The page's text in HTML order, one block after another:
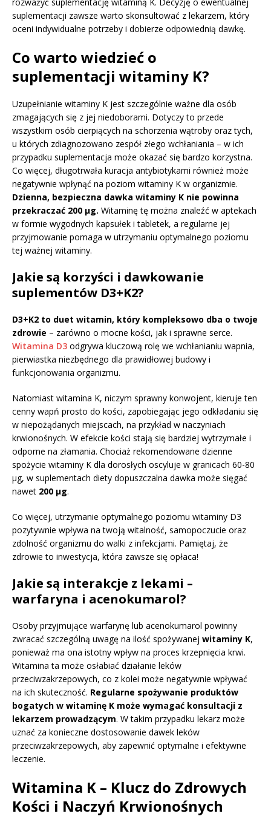
suplementacji zawsze warto skonsultować z lekarzem, który
oceni indywidualne potrzeby i dobierze odpowiednią dawkę.
Co warto wiedzieć o
suplementacji witaminy K?
Uzupełnianie witaminy K jest szczególnie ważne dla osób
zmagających się z jej niedoborami. Dotyczy to przede
wszystkim osób cierpiących na schorzenia wątroby oraz tych,
u których zdiagnozowano zespół złego wchłaniania – w ich
przypadku suplementacja może okazać się bardzo korzystna.
Co więcej, długotrwała kuracja antybiotykami również może
negatywnie wpłynąć na poziom witaminy K w organizmie.
Dzienna, bezpieczna dawka witaminy K nie powinna
przekraczać 200 μg. Witaminę tę można znaleźć w aptekach
w formie wygodnych kapsułek i tabletek, a regularne jej
przyjmowanie pomaga w utrzymaniu optymalnego poziomu
tej ważnej witaminy.
Jakie są korzyści i dawkowanie
suplementów D3+K2?
D3+K2 to duet witamin, który kompleksowo dba o twoje
zdrowie – zarówno o mocne kości, jak i sprawne serce.
Witamina D3 odgrywa kluczową rolę we wchłanianiu wapnia,
pierwiastka niezbędnego dla prawidłowej budowy i
funkcjonowania organizmu.
Natomiast witamina K, niczym sprawny konwojent, kieruje ten
cenny wapń prosto do kości, zapobiegając jego odkładaniu się
w niepożądanych miejscach, na przykład w naczyniach
krwionośnych. W efekcie kości stają się bardziej wytrzymałe i
odporne na złamania. Chociaż rekomendowane dzienne
spożycie witaminy K dla dorosłych oscyluje w granicach 60-80
μg, w suplementach diety dopuszczalna dawka może sięgać
nawet 200 μg.
Co więcej, utrzymanie optymalnego poziomu witaminy D3
pozytywnie wpływa na twoją witalność, samopoczucie oraz
zdolność organizmu do walki z infekcjami. Pamiętaj, że
zdrowie to inwestycja, która zawsze się opłaca!
Jakie są interakcje z lekami –
warfaryna i acenokumarol?
Osoby przyjmujące warfarynę lub acenokumarol powinny
zwracać szczególną uwagę na ilość spożywanej witaminy K,
ponieważ ma ona istotny wpływ na proces krzepnięcia krwi.
Witamina ta może osłabiać działanie leków
przeciwzakrzepowych, co z kolei może negatywnie wpływać
na ich skuteczność. Regularne spożywanie produktów
bogatych w witaminę K może wymagać konsultacji z
lekarzem prowadzącym. W takim przypadku lekarz może
uznać za konieczne dostosowanie dawek leków
przeciwzakrzepowych, aby zapewnić optymalne i efektywne
leczenie.
Witamina K – Klucz do Zdrowych
Kości i Naczyń Krwionośnych